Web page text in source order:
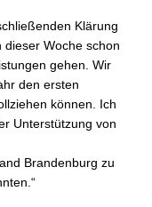
Klärung
Woche schon
gehen. Wir
den ersten
können. Ich
Unterstützung von
Brandenburg zu